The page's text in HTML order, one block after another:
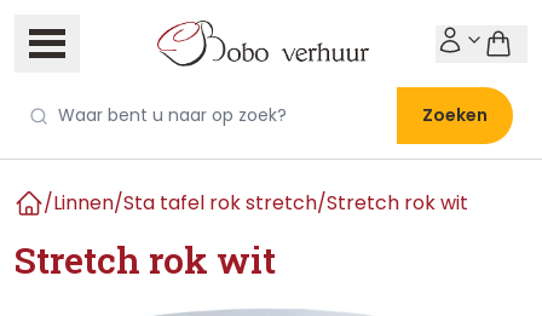
Zoeken
/Linnen/Sta tafel rok stretch/Stretch rok wit
Stretch rok wit